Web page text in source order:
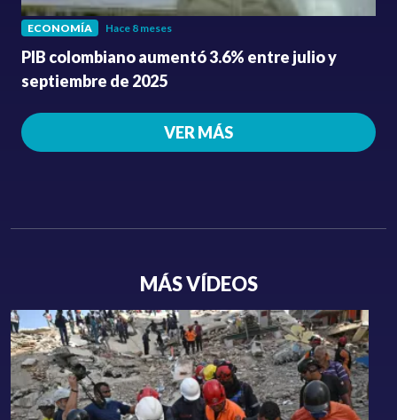
ECONOMÍA Hace 8 meses
PIB colombiano aumentó 3.6% entre julio y
septiembre de 2025
VER MÁS
MÁS VÍDEOS